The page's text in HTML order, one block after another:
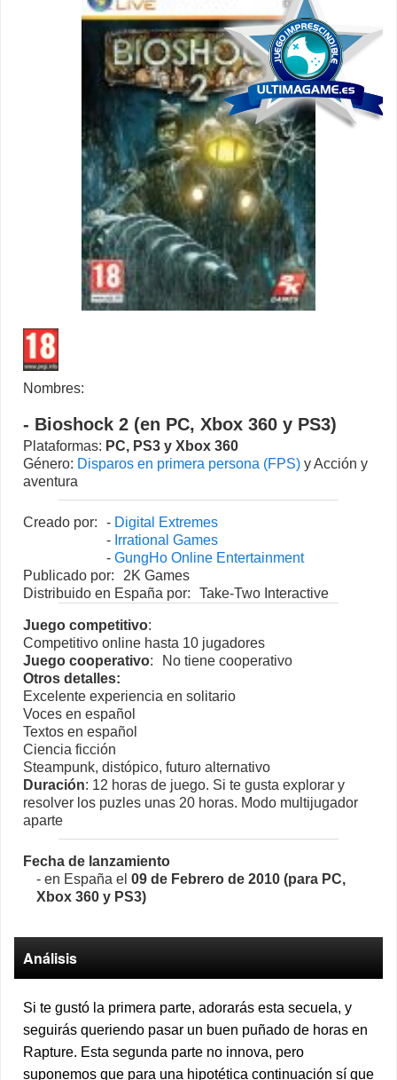
Nombres:
- Bioshock 2 (en PC, Xbox 360 y PS3)
Plataformas: PC, PS3 y Xbox 360
Género: Disparos en primera persona (FPS) y Acción y
aventura
Creado por: - Digital Extremes
- Irrational Games
- GungHo Online Entertainment
Publicado por:
2K Games
Distribuido en España por:
Take-Two Interactive
Juego competitivo:
Competitivo online hasta 10 jugadores
Juego cooperativo:
No tiene cooperativo
Otros detalles:
Excelente experiencia en solitario
Voces en español
Textos en español
Ciencia ficción
Steampunk, distópico, futuro alternativo
Duración: 12 horas de juego. Si te gusta explorar y
resolver los puzles unas 20 horas. Modo multijugador
aparte
Fecha de lanzamiento
- en España el 09 de Febrero de 2010 (para PC,
Xbox 360 y PS3)
Análisis
Si te gustó la primera parte, adorarás esta secuela, y
seguirás queriendo pasar un buen puñado de horas en
Rapture. Esta segunda parte no innova, pero
suponemos que para una hipotética continuación sí que